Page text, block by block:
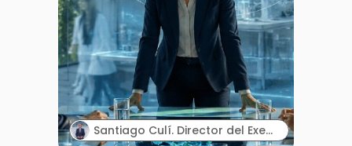
Santiago Culí. Director del Executive Program en Asuntos Públicos y Comunicación en la Industria Farmacéutica de Cesif.